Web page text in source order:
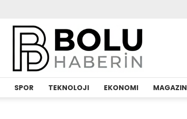
SPOR TEKNOLOJI EKONOMI MAGAZIN